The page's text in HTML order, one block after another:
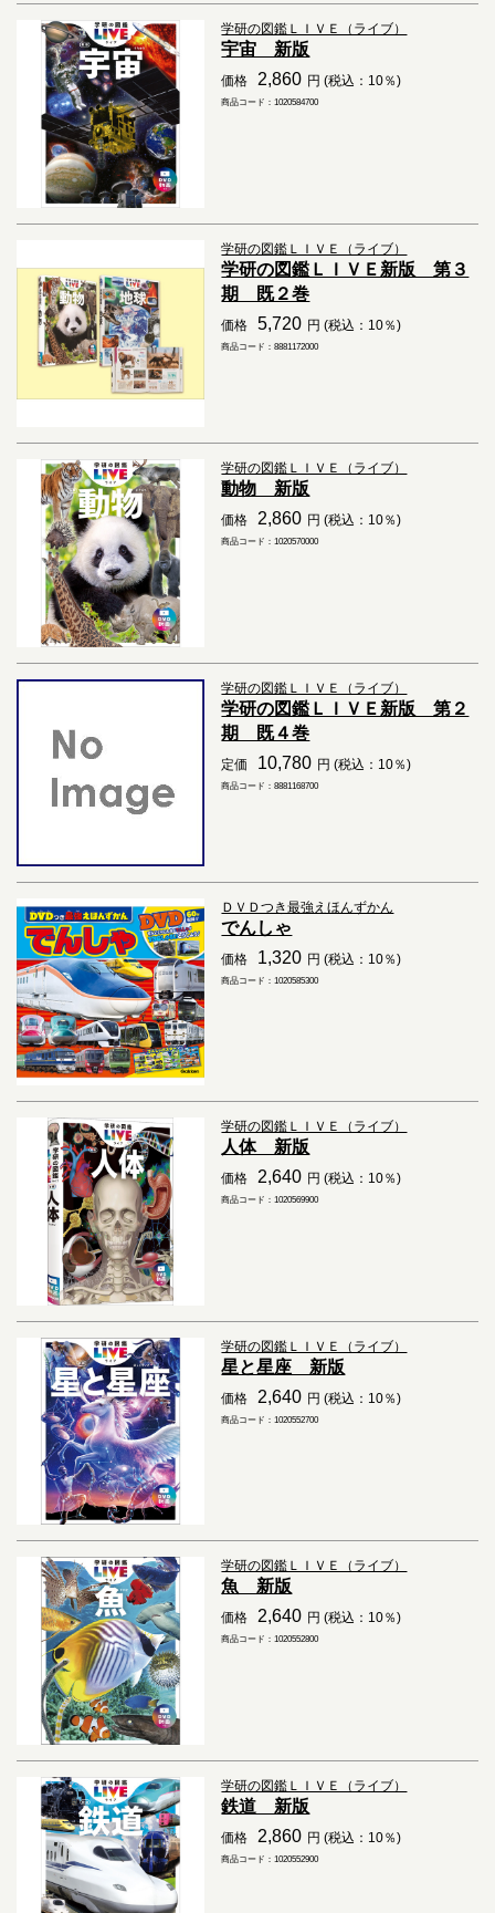
学研の図鑑ＬＩＶＥ（ライブ）
宇宙 新版
価格 2,860 円 (税込：10％)
商品コード：1020584700
学研の図鑑ＬＩＶＥ（ライブ）
学研の図鑑ＬＩＶＥ新版 第３
期 既２巻
価格 5,720 円 (税込：10％)
商品コード：8881172000
学研の図鑑ＬＩＶＥ（ライブ）
動物 新版
価格 2,860 円 (税込：10％)
商品コード：1020570000
学研の図鑑ＬＩＶＥ（ライブ）
学研の図鑑ＬＩＶＥ新版 第２
期 既４巻
定価 10,780 円 (税込：10％)
商品コード：8881168700
ＤＶＤつき最強えほんずかん
でんしゃ
価格 1,320 円 (税込：10％)
商品コード：1020585300
学研の図鑑ＬＩＶＥ（ライブ）
人体 新版
価格 2,640 円 (税込：10％)
商品コード：1020569900
学研の図鑑ＬＩＶＥ（ライブ）
星と星座 新版
価格 2,640 円 (税込：10％)
商品コード：1020552700
学研の図鑑ＬＩＶＥ（ライブ）
魚 新版
価格 2,640 円 (税込：10％)
商品コード：1020552800
学研の図鑑ＬＩＶＥ（ライブ）
鉄道 新版
価格 2,860 円 (税込：10％)
商品コード：1020552900